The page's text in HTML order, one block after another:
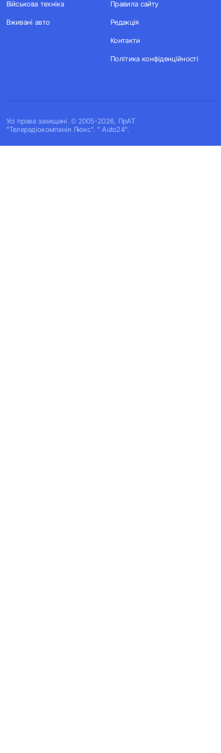
Усi права захищенi. © 2005-2026, ПрАТ
"Телерадіокомпанія Люкс". " Auto24".
Військова техніка
Вживані авто
Правила сайту
Редакція
Контакти
Політика конфіденційності